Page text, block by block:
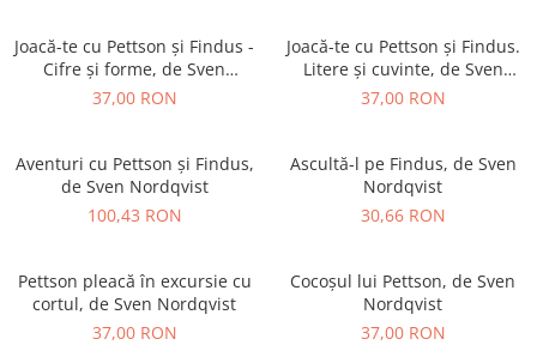
Joacă-te cu Pettson și Findus -
Cifre și forme, de Sven
Nordqvist
37,00 RON
Joacă-te cu Pettson și Findus.
Litere și cuvinte, de Sven
Nordqvist
37,00 RON
Aventuri cu Pettson și Findus,
de Sven Nordqvist
100,43 RON
Ascultă-l pe Findus, de Sven
Nordqvist
30,66 RON
Pettson pleacă în excursie cu
cortul, de Sven Nordqvist
37,00 RON
Cocoșul lui Pettson, de Sven
Nordqvist
37,00 RON